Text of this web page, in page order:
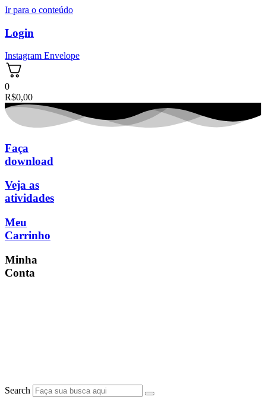
Ir para o conteúdo
Login
Instagram Envelope
0
R$0,00
Faça
download
Veja as
atividades
Meu
Carrinho
Minha
Conta
Search